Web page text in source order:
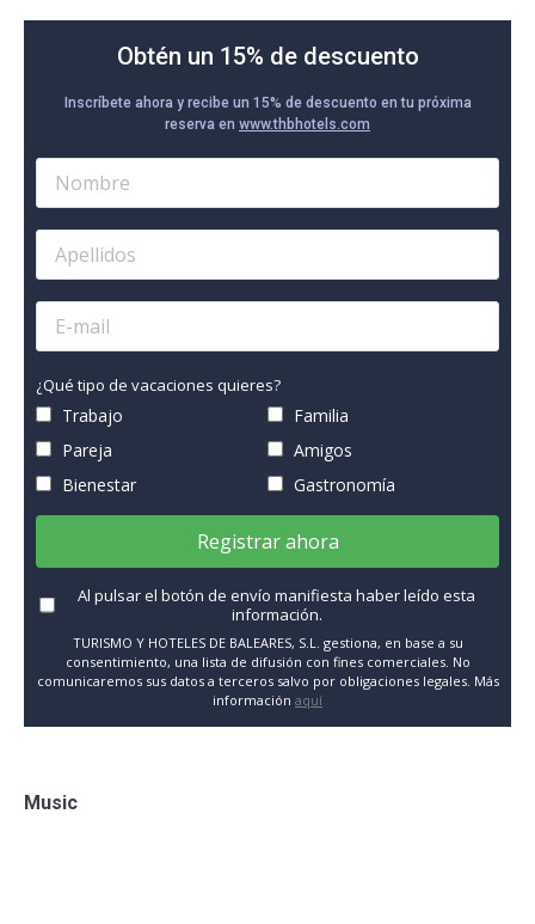
Obtén un 15% de descuento
Inscríbete ahora y recibe un 15% de descuento en tu próxima
reserva en www.thbhotels.com
¿Qué tipo de vacaciones quieres?
Trabajo
Familia
Pareja
Amigos
Bienestar
Gastronomía
Registrar ahora
Al pulsar el botón de envío manifiesta haber leído esta
información.
TURISMO Y HOTELES DE BALEARES, S.L. gestiona, en base a su
consentimiento, una lista de difusión con fines comerciales. No
comunicaremos sus datos a terceros salvo por obligaciones legales. Más
información aquí
Music